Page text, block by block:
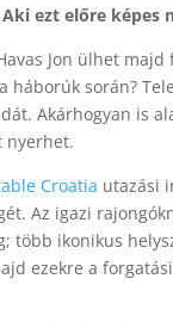
ezt előre képes
Jon ülhet
háborúk során?
Akárhogyan is
nyerhet.
Croatia utazási
Az igazi
több ikonikus
ezekre a